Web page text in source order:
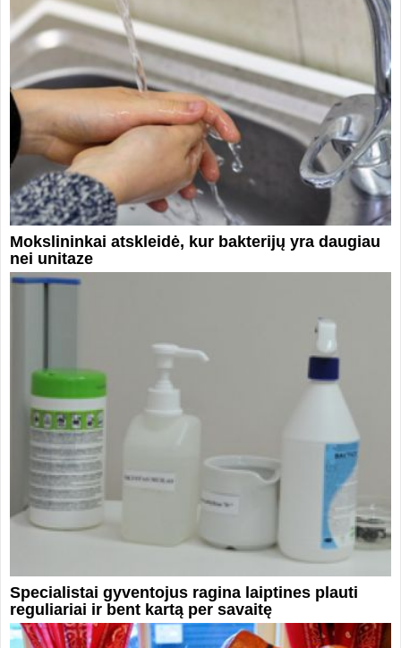
Mokslininkai atskleidė, kur bakterijų yra daugiau
nei unitaze
Specialistai gyventojus ragina laiptines plauti
reguliariai ir bent kartą per savaitę